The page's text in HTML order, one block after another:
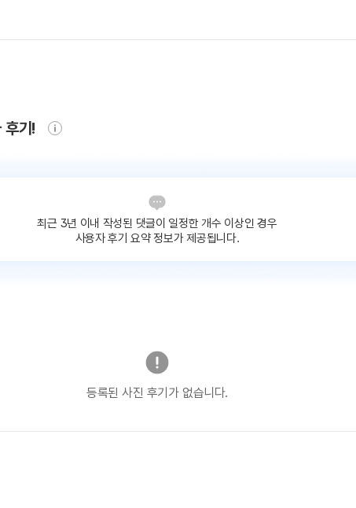
후기!
최근 3년 이내 작성된 댓글이 일정한 개수 이상인 경우
사용자 후기 요약 정보가 제공됩니다.
등록된 사진 후기가 없습니다.